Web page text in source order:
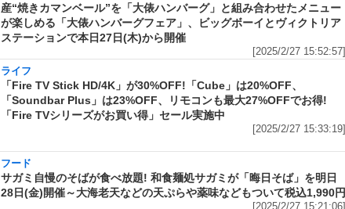
産“焼きカマンベール”を「大俵ハンバーグ」と組み合わせたメニュー
が楽しめる「大俵ハンバーグフェア」、ビッグボーイとヴィクトリア
ステーションで本日27日(木)から開催
[2025/2/27 15:52:57]
ライフ
「Fire TV Stick HD/4K」が30%OFF!「Cube」は20%OFF、
「Soundbar Plus」は23%OFF、リモコンも最大27%OFFでお得!
「Fire TVシリーズがお買い得」セール実施中
[2025/2/27 15:33:19]
フード
サガミ自慢のそばが食べ放題! 和食麺処サガミが「晦日そば」を明日
28日(金)開催～大海老天などの天ぷらや薬味などもついて税込1,990円
[2025/2/27 15:21:06]